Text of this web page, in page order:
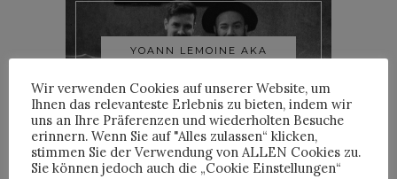
YOANN LEMOINE AKA
Wir verwenden Cookies auf unserer Website, um
Ihnen das relevanteste Erlebnis zu bieten, indem wir
uns an Ihre Präferenzen und wiederholten Besuche
erinnern. Wenn Sie auf "Alles zulassen“ klicken,
stimmen Sie der Verwendung von ALLEN Cookies zu.
Sie können jedoch auch die „Cookie Einstellungen“